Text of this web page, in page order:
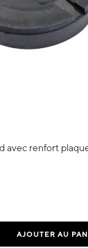
avec renfort
AJOUTER AU